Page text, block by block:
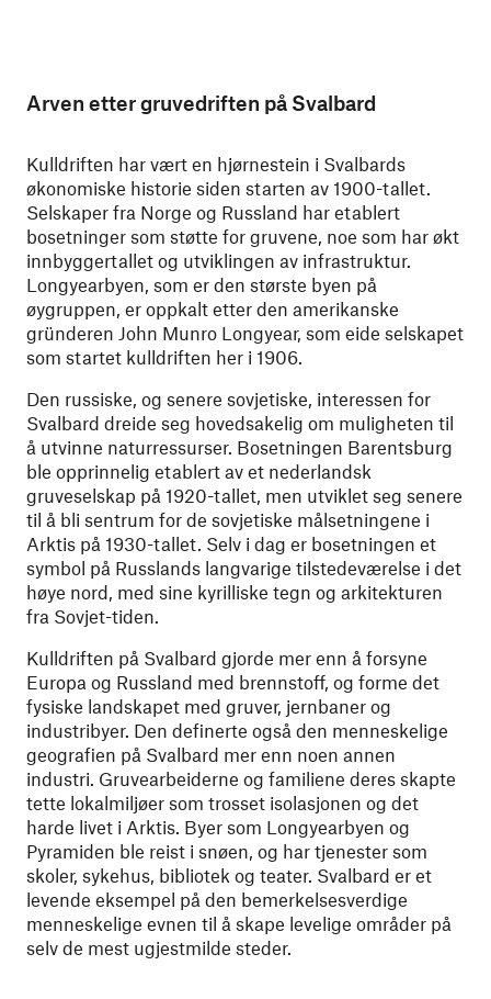
Arven etter gruvedriften på Svalbard
Kulldriften har vært en hjørnestein i Svalbards
økonomiske historie siden starten av 1900-tallet.
Selskaper fra Norge og Russland har etablert
bosetninger som støtte for gruvene, noe som har økt
innbyggertallet og utviklingen av infrastruktur.
Longyearbyen, som er den største byen på
øygruppen, er oppkalt etter den amerikanske
gründeren John Munro Longyear, som eide selskapet
som startet kulldriften her i 1906.
Den russiske, og senere sovjetiske, interessen for
Svalbard dreide seg hovedsakelig om muligheten til
å utvinne naturressurser. Bosetningen Barentsburg
ble opprinnelig etablert av et nederlandsk
gruveselskap på 1920-tallet, men utviklet seg senere
til å bli sentrum for de sovjetiske målsetningene i
Arktis på 1930-tallet. Selv i dag er bosetningen et
symbol på Russlands langvarige tilstedeværelse i det
høye nord, med sine kyrilliske tegn og arkitekturen
fra Sovjet-tiden.
Kulldriften på Svalbard gjorde mer enn å forsyne
Europa og Russland med brennstoff, og forme det
fysiske landskapet med gruver, jernbaner og
industribyer. Den definerte også den menneskelige
geografien på Svalbard mer enn noen annen
industri. Gruvearbeiderne og familiene deres skapte
tette lokalmiljøer som trosset isolasjonen og det
harde livet i Arktis. Byer som Longyearbyen og
Pyramiden ble reist i snøen, og har tjenester som
skoler, sykehus, bibliotek og teater. Svalbard er et
levende eksempel på den bemerkelsesverdige
menneskelige evnen til å skape levelige områder på
selv de mest ugjestmilde steder.